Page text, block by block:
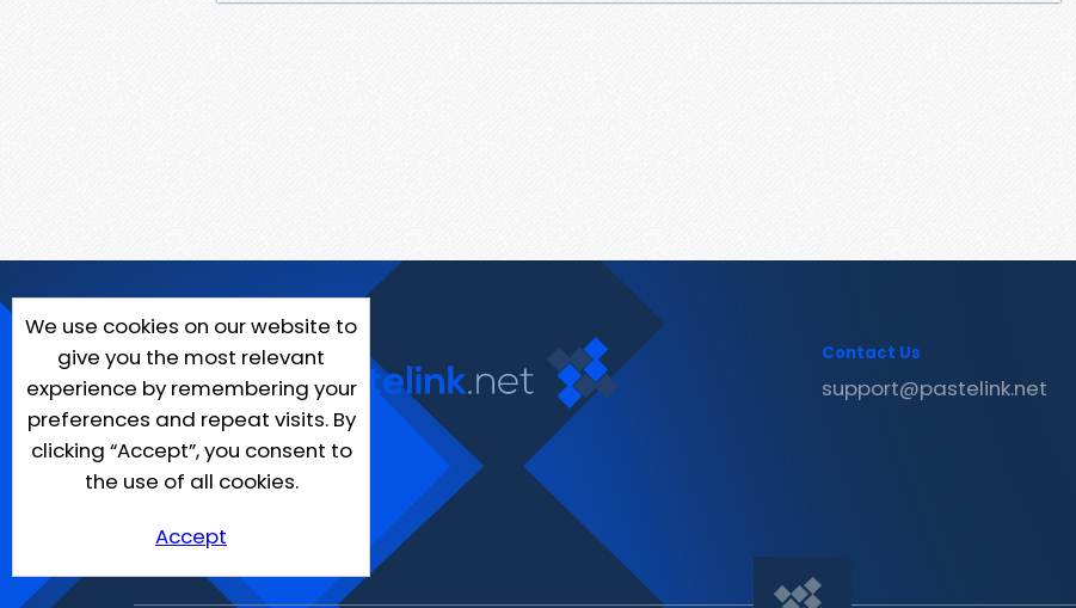
We use cookies on our website to
give you the most relevant
experience by remembering your
preferences and repeat visits. By
clicking “Accept”, you consent to
the use of all cookies.
Accept
Contact Us
support@pastelink.net